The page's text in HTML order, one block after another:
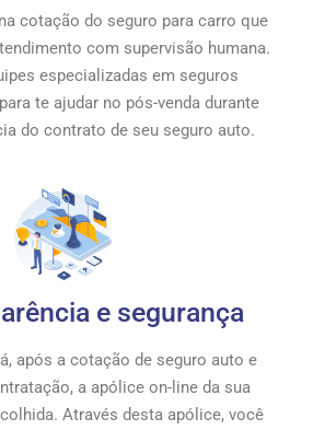
cotação do seguro para carro que
com supervisão humana.
especializadas em seguros
te ajudar no pós-venda durante
do contrato de seu seguro auto.
e segurança
após a cotação de seguro auto e
a apólice on-line da sua
Através desta apólice, você